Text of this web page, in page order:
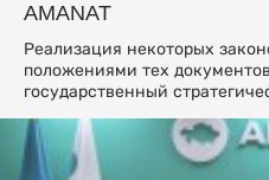
AMANAT
Реализация некоторых
положениями тех
государственный